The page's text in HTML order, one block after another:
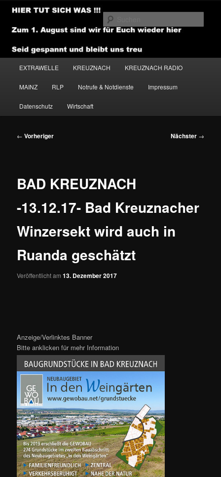
Zum
primären
Inhalt
NEWSHOUSE.MEDIA
EXTRAWELLE KREUZNACH KREUZNACH RADIO
MAINZ RLP Notrufe & Notdienste Impressum
Datenschutz Wirtschaft
Beitragsnavigation
← Vorheriger Nächster →
BAD KREUZNACH
-13.12.17- Bad Kreuznacher
Winzersekt wird auch in
Ruanda geschätzt
Veröffentlicht am13. Dezember 2017
Anzeige/Verlinktes Banner
Bitte anklicken für mehr Information